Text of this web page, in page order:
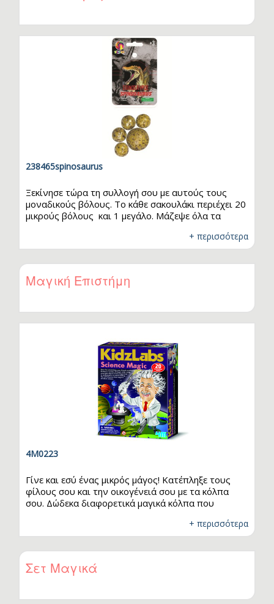
αλουμίνιο. Τεχνικά Χαρακτηριστικά…
238465spinosaurus
Ξεκίνησε τώρα τη συλλογή σου με αυτούς τους
μοναδικούς βόλους. Το κάθε σακουλάκι περιέχει 20
μικρούς βόλους και 1 μεγάλο. Μάζεψε όλα τα
+ περισσότερα
Μαγική Επιστήμη
4M0223
Γίνε και εσύ ένας μικρός μάγος! Κατέπληξε τους
φίλους σου και την οικογένειά σου με τα κόλπα
σου. Δώδεκα διαφορετικά μαγικά κόλπα που
πώς κάτι τόσο φυσικό μπορεί να δείχνει μαγικό.
Οργάνωσε τη δική σου μαγική παράσταση,
ακολουθώντας τις συμβουλές που περιέχονται
στις οδηγίες. Μάθε την επιστημονική εξήγηση πίσω
από κάθε μαγικό κόλπο. Απεριόριστες ώρες
ΠΕΡΙΕΧΟΜΕΝΑ: Ειδικά σχεδιασμένο καπάκι x 1,
+ περισσότερα
Σετ Μαγικά